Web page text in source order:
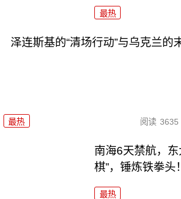
最热
泽连斯基的“清场行动”与乌克兰的
最热 阅读 3635
南海6天禁航，东
棋”，锤炼铁拳头！
最热